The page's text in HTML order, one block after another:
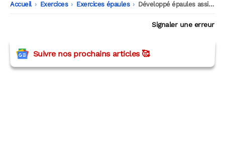
Accueil -
Exercices -
Exercices épaules -
Développé épaules assis avec élastique
Signaler une erreur
Suivre nos prochains articles 🥰